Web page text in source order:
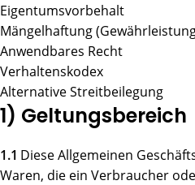
Eigentumsvorbehalt
Mängelhaftung
Anwendbares Recht
Verhaltenskodex
Alternative Streitbeilegung
1) Geltungsbereich
1.1 Diese Allgemeinen
Waren, die ein Verbraucher